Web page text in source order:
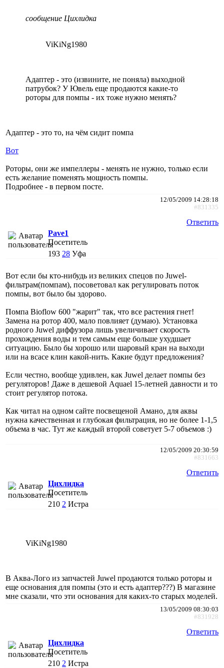
сообщение Цихлидка
ViKiNg1980
Адаптер - это (извините, не поняла) выходной
патрубок? У Ювель еще продаются какие-то
роторы для помпы - их тоже нужно менять?
Адаптер - это то, на чём сидит помпа
Вот
Роторы, они же импеллеры - менять не нужно, только если
есть желание поменять мощность помпы.
Подробнее - в первом посте.
12/05/2009 14:28:18
#831335
Ответить
Pave1
Посетитель
193 28 Уфа
Вот если бы кто-нибудь из великих спецов по Juwel-
фильтрам(помпам), посоветовал как регулировать поток
помпы, вот было бы здорово.
Помпа Bioflow 600 "жарит" так, что все растения гнет!
Замена на ротор 400, мало повлияет (думаю). Установка
родного Juwel диффузора лишь увеличивает скорость
прохождения воды и тем самым еще больше ухудшает
ситуацию. Было бы хорошо или шаровый кран на выходи
или на всасе клин какой-нить. Какие будут предложения?
Если честно, вообще удивлен, как Juwel делает помпы без
регуляторов! Даже в дешевой Aquael 15-летней давности и то
стоит регулятор потока.
Как читал на одном сайте посвещеной Амано, для аквы
нужна качественная и глубокая фильтрация, но не более 1-1,5
объема в час. Тут же каждый второй советует 5-7 объемов :)
12/05/2009 20:30:59
#831663
Ответить
Цихлидка
Посетитель
210 2 Истра
ViKiNg1980
В Аква-Лого из запчастей Juwel продаются только роторы и
еще основания для помпы (это и есть адаптер???) В магазине
мне сказали, что эти основания для каких-то старых моделей.
13/05/2009 08:30:03
#831928
Ответить
Цихлидка
Посетитель
210 2 Истра